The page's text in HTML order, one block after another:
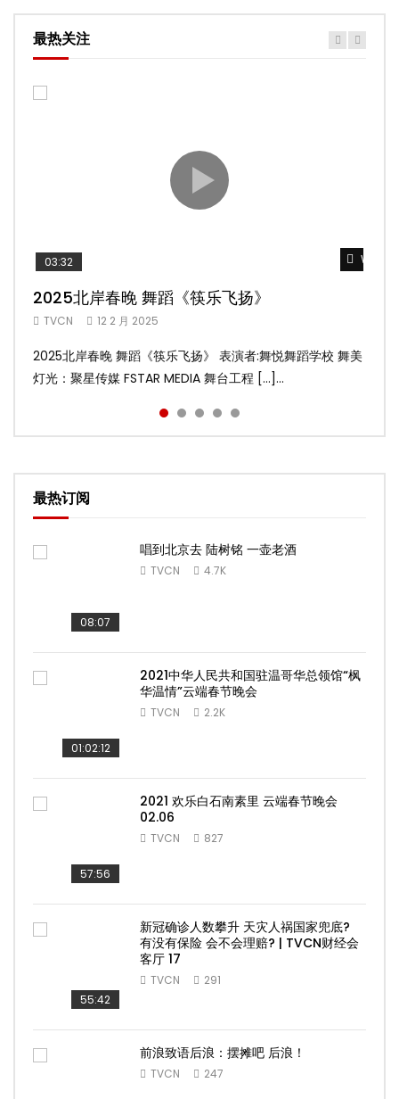
最热关注
Watch
03:32
2025北岸春晚 舞蹈《筷乐飞扬》
TVCN 12 2 月 2025
2025北岸春晚 舞蹈《筷乐飞扬》 表演者:舞悦舞蹈学校 舞美
灯光：聚星传媒 FSTAR MEDIA 舞台工程 […]...
Watch
02:58
2025北岸春晚 舞蹈《乌兰巴托的夜》
TVCN 12 2 月 2025
2025北岸春晚 舞蹈《乌兰巴托的夜》 表演者:飞扬舞蹈团 舞
美灯光：聚星传媒 FSTAR MEDIA 舞台工 […]...
Watch
04:19
2025北岸春晚 古典舞《雨后》
TVCN 12 2 月 2025
2025北岸春晚 古典舞《雨后》 表演者:洪杰舞蹈学院 舞美灯
光：聚星传媒 FSTAR MEDIA 舞台工程： […]...
Watch
05:13
2025北岸春晚 傣族舞蹈《水的女儿》
TVCN 12 2 月 2025
2025北岸春晚 傣族舞蹈《水的女儿》 表演者:洪杰舞蹈学院
舞美灯光：聚星传媒 FSTAR MEDIA 舞台 […]...
Watch
03:45
2025北岸春晚 舞蹈《十八焕蝶》
TVCN 9 2 月 2025
2025北岸春晚 舞蹈《十八焕蝶》 表演者:舞悦舞蹈学校 舞美
灯光：聚星传媒 FSTAR MEDIA 舞台工程 […]...
最热订阅
08:07
唱到北京去 陆树铭 一壶老酒
TVCN 4.7K
01:02:12
2021中华人民共和国驻温哥华总领馆“枫
华温情”云端春节晚会
TVCN 2.2K
57:56
2021 欢乐白石南素里 云端春节晚会
02.06
TVCN 827
55:42
新冠确诊人数攀升 天灾人祸国家兜底?
有没有保险 会不会理赔? | TVCN财经会
客厅 17
TVCN 291
前浪致语后浪：摆摊吧 后浪！
TVCN 247